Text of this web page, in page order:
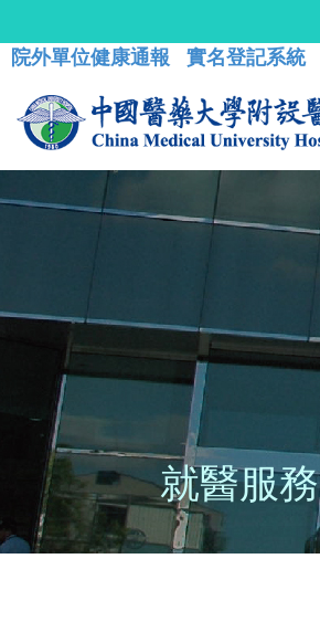
院外單位健康通報 實名登記系統
就醫服務